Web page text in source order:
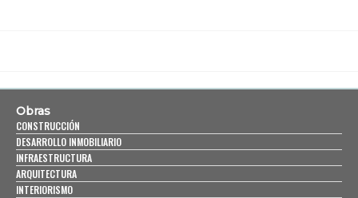
Obras
CONSTRUCCIÓN
DESARROLLO INMOBILIARIO
INFRAESTRUCTURA
ARQUITECTURA
INTERIORISMO